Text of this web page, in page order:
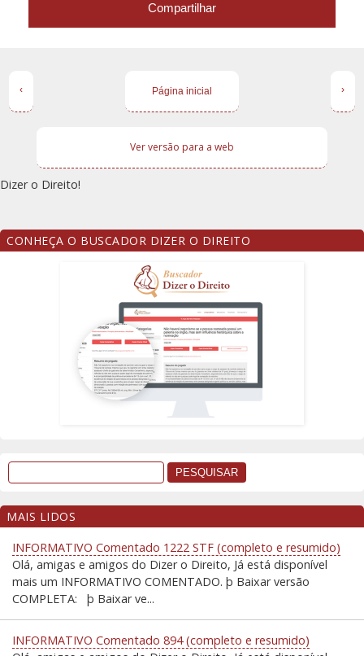
Compartilhar
‹ ›
Página inicial
Ver versão para a web
Dizer o Direito!
CONHEÇA O BUSCADOR DIZER O DIREITO
MAIS LIDOS
INFORMATIVO Comentado 1222 STF (completo e resumido)
Olá, amigas e amigos do Dizer o Direito, Já está disponível
mais um INFORMATIVO COMENTADO. þ Baixar versão
COMPLETA: þ Baixar ve...
INFORMATIVO Comentado 894 (completo e resumido)